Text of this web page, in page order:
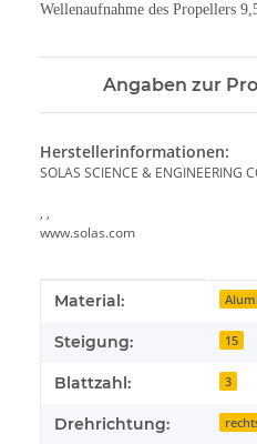
Wellenaufnahme des Propellers
Angaben zur
Herstellerinformationen:
SOLAS SCIENCE & ENGINEERING
, ,
www.solas.com
Produkteigenschaft
Wert
Material:
Steigung: 15
Blattzahl: 3
Drehrichtung: